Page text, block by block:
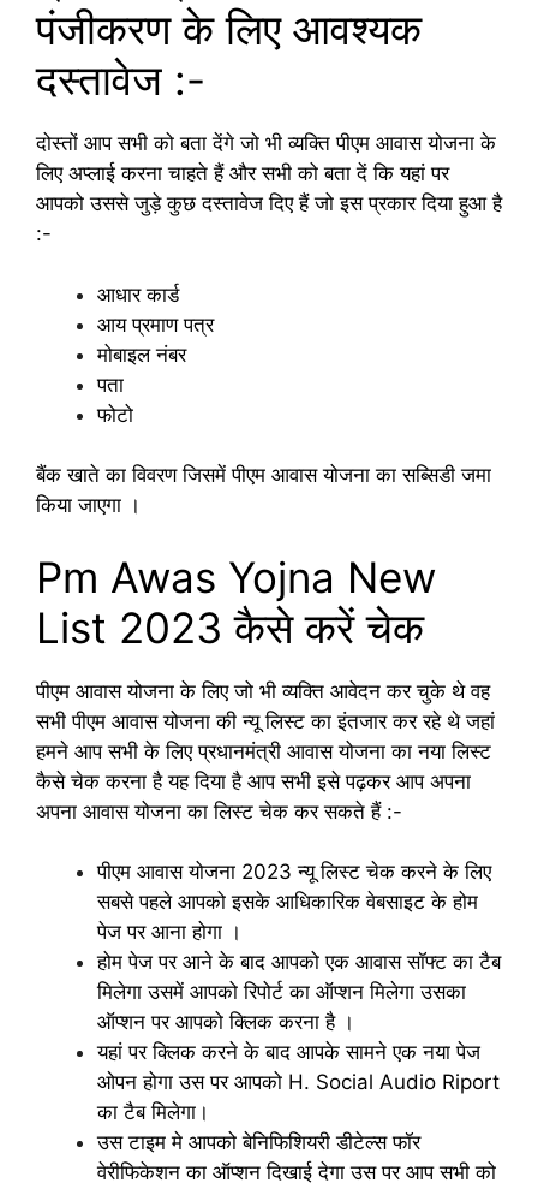
पंजीकरण के लिए आवश्यक
दस्तावेज :-
दोस्तों आप सभी को बता देंगे जो भी व्यक्ति पीएम आवास योजना के
लिए अप्लाई करना चाहते हैं और सभी को बता दें कि यहां पर
आपको उससे जुड़े कुछ दस्तावेज दिए हैं जो इस प्रकार दिया हुआ है
:-
आधार कार्ड
आय प्रमाण पत्र
मोबाइल नंबर
पता
फोटो
बैंक खाते का विवरण जिसमें पीएम आवास योजना का सब्सिडी जमा
किया जाएगा ।
Pm Awas Yojna New
List 2023 कैसे करें चेक
पीएम आवास योजना के लिए जो भी व्यक्ति आवेदन कर चुके थे वह
सभी पीएम आवास योजना की न्यू लिस्ट का इंतजार कर रहे थे जहां
हमने आप सभी के लिए प्रधानमंत्री आवास योजना का नया लिस्ट
कैसे चेक करना है यह दिया है आप सभी इसे पढ़कर आप अपना
अपना आवास योजना का लिस्ट चेक कर सकते हैं :-
पीएम आवास योजना 2023 न्यू लिस्ट चेक करने के लिए
सबसे पहले आपको इसके आधिकारिक वेबसाइट के होम
पेज पर आना होगा ।
होम पेज पर आने के बाद आपको एक आवास सॉफ्ट का टैब
मिलेगा उसमें आपको रिपोर्ट का ऑप्शन मिलेगा उसका
ऑप्शन पर आपको क्लिक करना है ।
यहां पर क्लिक करने के बाद आपके सामने एक नया पेज
ओपन होगा उस पर आपको H. Social Audio Riport
का टैब मिलेगा।
उस टाइम मे आपको बेनिफिशियरी डीटेल्स फॉर
वेरीफिकेशन का ऑप्शन दिखाई देगा उस पर आप सभी को